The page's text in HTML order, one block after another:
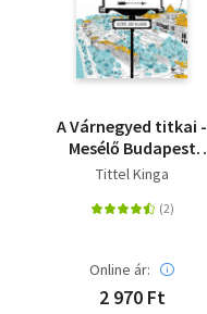
A Várnegyed titkai -
Mesélő Budapest
zsebkönyvsorozat
Tittel Kinga
Online ár:
2 970 Ft